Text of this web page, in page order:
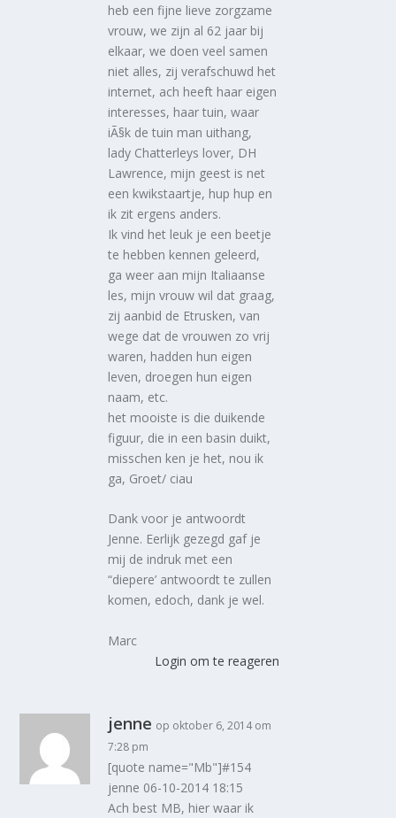
heb een fijne lieve zorgzame
vrouw, we zijn al 62 jaar bij
elkaar, we doen veel samen
niet alles, zij verafschuwd het
internet, ach heeft haar eigen
interesses, haar tuin, waar
iÃ§k de tuin man uithang,
lady Chatterleys lover, DH
Lawrence, mijn geest is net
een kwikstaartje, hup hup en
ik zit ergens anders.
Ik vind het leuk je een beetje
te hebben kennen geleerd,
ga weer aan mijn Italiaanse
les, mijn vrouw wil dat graag,
zij aanbid de Etrusken, van
wege dat de vrouwen zo vrij
waren, hadden hun eigen
leven, droegen hun eigen
naam, etc.
het mooiste is die duikende
figuur, die in een basin duikt,
misschen ken je het, nou ik
ga, Groet/ ciau
Dank voor je antwoordt
Jenne. Eerlijk gezegd gaf je
mij de indruk met een
“diepere’ antwoordt te zullen
komen, edoch, dank je wel.
Marc
Login om te reageren
jenne op oktober 6, 2014 om
7:28 pm
[quote name="Mb"]#154
jenne 06-10-2014 18:15
Ach best MB, hier waar ik